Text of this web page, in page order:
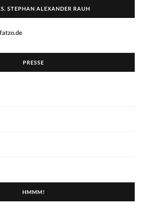
STEPHAN ALEXANDER RAUH
PRESSE
HMMM!